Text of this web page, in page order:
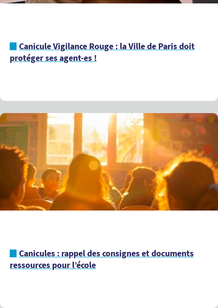
Canicule Vigilance Rouge : la Ville de Paris doit
protéger ses agent-es !
Canicules : rappel des consignes et documents
ressources pour l’école